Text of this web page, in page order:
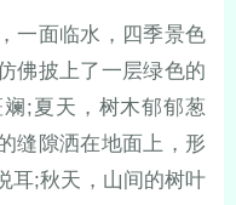
面临水，四季景色
佛披上了一层绿色的
;夏天，树木郁郁葱
缝隙洒在地面上，形
耳;秋天，山间的树叶